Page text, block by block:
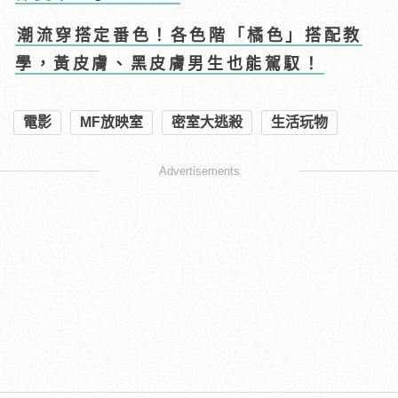
潮流穿搭定番色！各色階「橘色」搭配教
學，黃皮膚、黑皮膚男生也能駕馭！
電影 MF放映室 密室大逃殺 生活玩物
Advertisements